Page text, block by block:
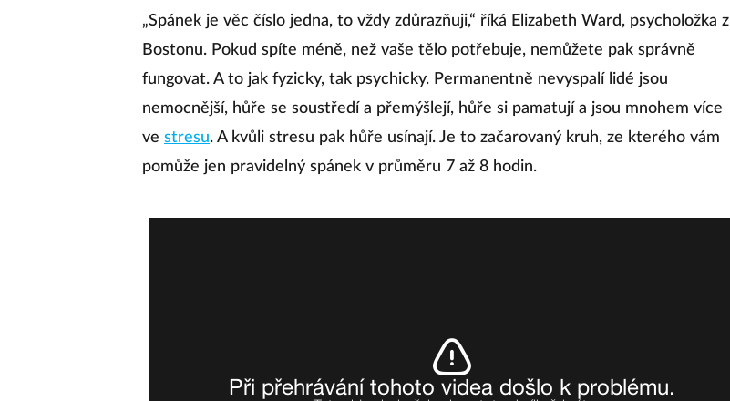
„Spánek je věc číslo jedna, to vždy zdůrazňuji,“ říká Elizabeth Ward, psycholožka z
Bostonu. Pokud spíte méně, než vaše tělo potřebuje, nemůžete pak správně
fungovat. A to jak fyzicky, tak psychicky. Permanentně nevyspalí lidé jsou
nemocnější, hůře se soustředí a přemýšlejí, hůře si pamatují a jsou mnohem více
ve stresu. A kvůli stresu pak hůře usínají. Je to začarovaný kruh, ze kterého vám
pomůže jen pravidelný spánek v průměru 7 až 8 hodin.